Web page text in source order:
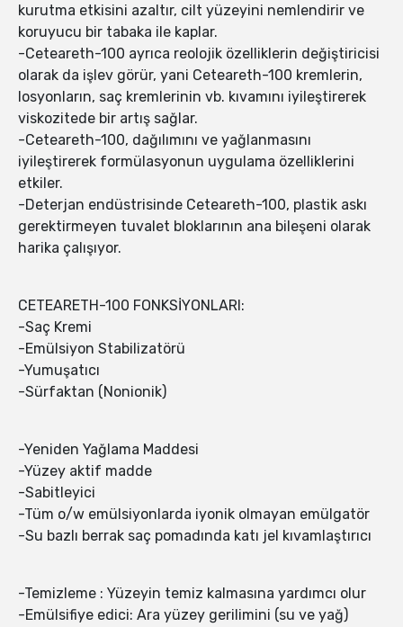
kurutma etkisini azaltır, cilt yüzeyini nemlendirir ve
koruyucu bir tabaka ile kaplar.
-Ceteareth-100 ayrıca reolojik özelliklerin değiştiricisi
olarak da işlev görür, yani Ceteareth-100 kremlerin,
losyonların, saç kremlerinin vb. kıvamını iyileştirerek
viskozitede bir artış sağlar.
-Ceteareth-100, dağılımını ve yağlanmasını
iyileştirerek formülasyonun uygulama özelliklerini
etkiler.
-Deterjan endüstrisinde Ceteareth-100, plastik askı
gerektirmeyen tuvalet bloklarının ana bileşeni olarak
harika çalışıyor.
CETEARETH-100 FONKSİYONLARI:
-Saç Kremi
-Emülsiyon Stabilizatörü
-Yumuşatıcı
-Sürfaktan (Nonionik)
-Yeniden Yağlama Maddesi
-Yüzey aktif madde
-Sabitleyici
-Tüm o/w emülsiyonlarda iyonik olmayan emülgatör
-Su bazlı berrak saç pomadında katı jel kıvamlaştırıcı
-Temizleme : Yüzeyin temiz kalmasına yardımcı olur
-Emülsifiye edici: Ara yüzey gerilimini (su ve yağ)